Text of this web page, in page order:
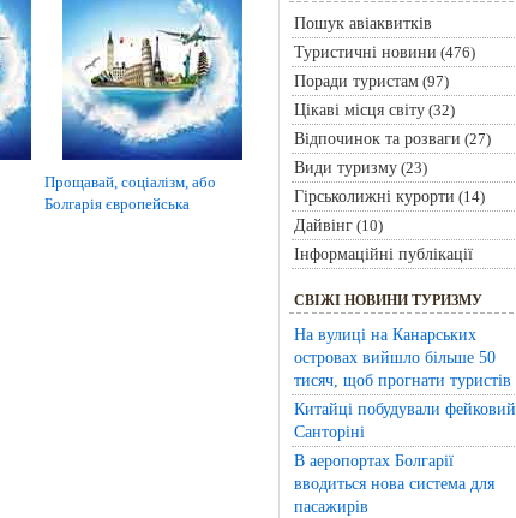
Прощавай, соціалізм, або
Болгарія європейська
Пошук авіаквитків
Туристичні новини (476)
Поради туристам(97)
Цікаві місця світу(32)
Відпочинок та розваги (27)
Види туризму(23)
Гірськолижні курорти (14)
Дайвінг(10)
Інформаційні публікації
СВІЖІ НОВИНИ ТУРИЗМУ
На вулиці на Канарських
островах вийшло більше 50
тисяч, щоб прогнати туристів
Китайці побудували фейковий
Санторіні
В аеропортах Болгарії
вводиться нова система для
пасажирів